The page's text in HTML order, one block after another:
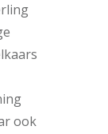
ook